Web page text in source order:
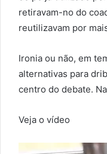
retiravam-no do
reutilizavam por
Ironia ou não, em
alternativas para
centro do debate.
Veja o vídeo